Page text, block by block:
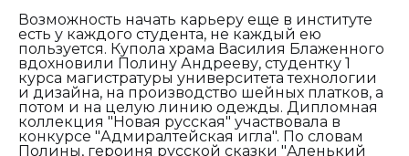
Возможность начать карьеру еще в институте
есть у каждого студента, не каждый ею
пользуется. Купола храма Василия Блаженного
вдохновили Полину Андрееву, студентку 1
курса магистратуры университета технологии
и дизайна, на производство шейных платков, а
потом и на целую линию одежды. Дипломная
коллекция "Новая русская" участвовала в
конкурсе "Адмиралтейская игла". По словам
Полины, героиня русской сказки "Аленький